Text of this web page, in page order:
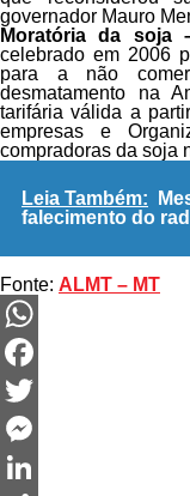
governador Mauro
Moratória da
celebrado em 2006
para a não
desmatamento na
tarifária válida a
empresas e
compradoras da soja
Leia Também:
falecimento do
Fonte: ALMT – MT
WhatsApp
Facebook
Twitter
Messenger